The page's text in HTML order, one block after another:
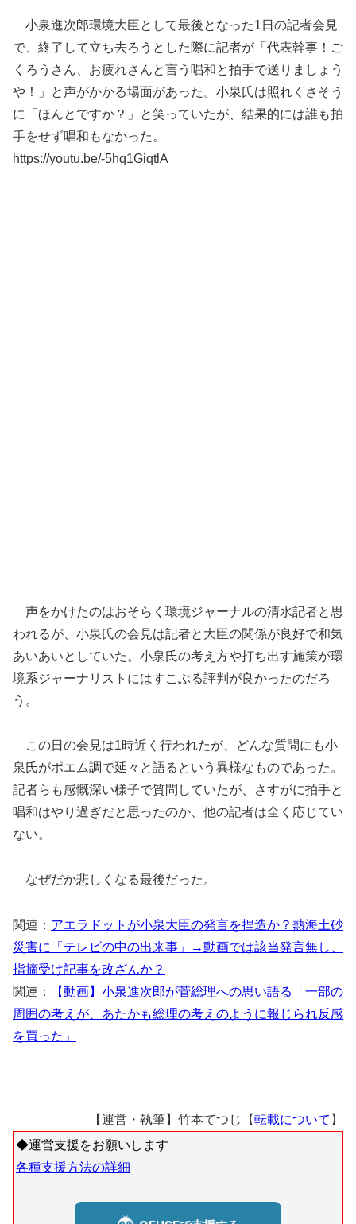
小泉進次郎環境大臣として最後となった1日の記者会見
で、終了して立ち去ろうとした際に記者が「代表幹事！ご
くろうさん、お疲れさんと言う唱和と拍手で送りましょう
や！」と声がかかる場面があった。小泉氏は照れくさそう
に「ほんとですか？」と笑っていたが、結果的には誰も拍
手をせず唱和もなかった。
https://youtu.be/-5hq1GiqtlA
声をかけたのはおそらく環境ジャーナルの清水記者と思
われるが、小泉氏の会見は記者と大臣の関係が良好で和気
あいあいとしていた。小泉氏の考え方や打ち出す施策が環
境系ジャーナリストにはすこぶる評判が良かったのだろ
う。
この日の会見は1時近く行われたが、どんな質問にも小
泉氏がポエム調で延々と語るという異様なものであった。
記者らも感慨深い様子で質問していたが、さすがに拍手と
唱和はやり過ぎだと思ったのか、他の記者は全く応じてい
ない。
なぜだか悲しくなる最後だった。
関連： アエラドットが小泉大臣の発言を捏造か？熱海土砂
災害に「テレビの中の出来事」→動画では該当発言無し、
指摘受け記事を改ざんか？
関連：
【動画】小泉進次郎が菅総理への思い語る「一部の
周囲の考えが、あたかも総理の考えのように報じられ反感
を買った」
【運営・執筆】竹本てつじ【転載について 】
◆運営支援をお願いします
各種支援方法の詳細